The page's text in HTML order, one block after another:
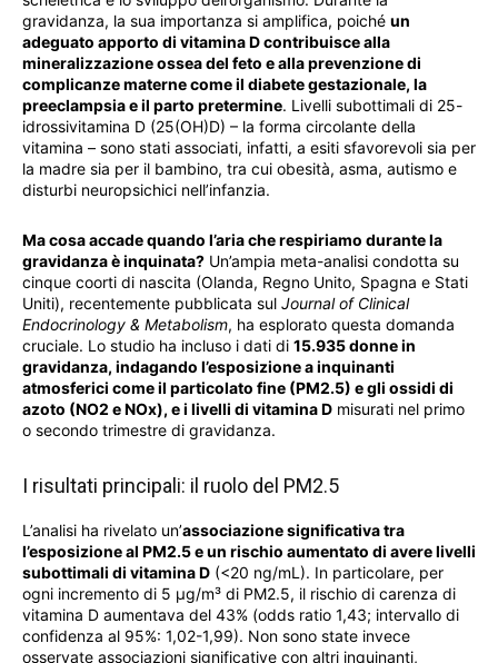
gravidanza, la sua importanza si amplifica, poiché un
adeguato apporto di vitamina D contribuisce alla
mineralizzazione ossea del feto e alla prevenzione di
complicanze materne come il diabete gestazionale, la
preeclampsia e il parto pretermine. Livelli subottimali di 25-
idrossivitamina D (25(OH)D) – la forma circolante della
vitamina – sono stati associati, infatti, a esiti sfavorevoli sia per
la madre sia per il bambino, tra cui obesità, asma, autismo e
disturbi neuropsichici nell’infanzia.
Ma cosa accade quando l’aria che respiriamo durante la
gravidanza è inquinata? Un’ampia meta-analisi condotta su
cinque coorti di nascita (Olanda, Regno Unito, Spagna e Stati
Uniti), recentemente pubblicata sul Journal of Clinical
Endocrinology & Metabolism, ha esplorato questa domanda
cruciale. Lo studio ha incluso i dati di 15.935 donne in
gravidanza, indagando l’esposizione a inquinanti
atmosferici come il particolato fine (PM2.5) e gli ossidi di
azoto (NO2 e NOx), e i livelli di vitamina D misurati nel primo
o secondo trimestre di gravidanza.
I risultati principali: il ruolo del PM2.5
L’analisi ha rivelato un’associazione significativa tra
l’esposizione al PM2.5 e un rischio aumentato di avere livelli
subottimali di vitamina D (<20 ng/mL). In particolare, per
ogni incremento di 5 μg/m³ di PM2.5, il rischio di carenza di
vitamina D aumentava del 43% (odds ratio 1,43; intervallo di
confidenza al 95%: 1,02-1,99). Non sono state invece
osservate associazioni significative con altri inquinanti,